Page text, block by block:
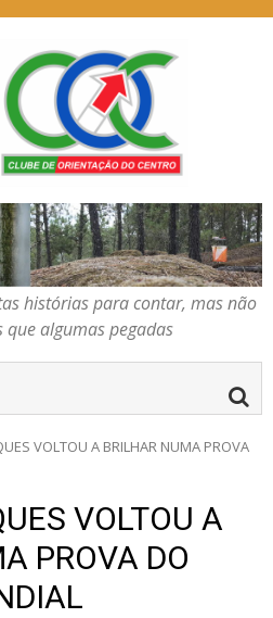
COC – CLUBE DE
ORIENTAÇÃO DO
CENTRO
Da floresta trazemos
muitas histórias para
contar, mas não deixamos
mais que algumas
pegadas
histórias para contar, mas não
algumas pegadas
VOLTOU A BRILHAR NUMA PROVA
VOLTOU A
PROVA DO